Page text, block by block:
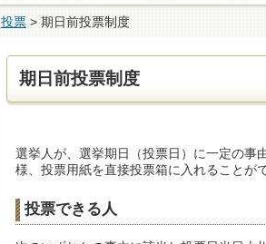
投票> 期日前投票制度
期日前投票制度
選挙人が、選挙期日（投票日）に一定の事
様、投票用紙を直接投票箱に入れることが
投票できる人